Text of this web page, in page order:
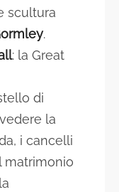
scultura
.
: la Great
di
la
i cancelli
matrimonio